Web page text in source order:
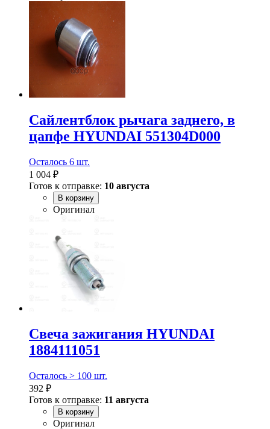
Сайлентблок рычага заднего, в
цапфе HYUNDAI 551304D000
Осталось 6 шт.
1 004 ₽
Готов к отправке: 10 августа
В корзину
Оригинал
Свеча зажигания HYUNDAI
1884111051
Осталось > 100 шт.
392 ₽
Готов к отправке: 11 августа
В корзину
Оригинал